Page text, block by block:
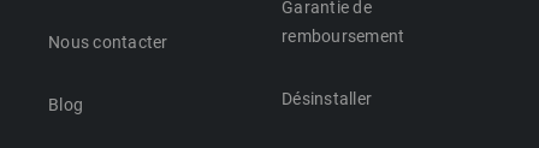
Nous contacter
Blog
Garantie de
remboursement
Désinstaller